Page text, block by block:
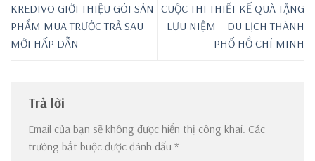
KREDIVO GIỚI THIỆU GÓI SẢN
PHẨM MUA TRƯỚC TRẢ SAU
MỚI HẤP DẪN
CUỘC THI THIẾT KẾ QUÀ TẶNG
LƯU NIỆM – DU LỊCH THÀNH
PHỐ HỒ CHÍ MINH
Trả lời
Email của bạn sẽ không được hiển thị công khai. Các
trường bắt buộc được đánh dấu *